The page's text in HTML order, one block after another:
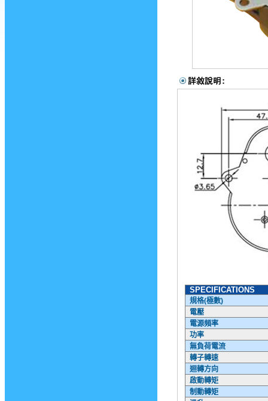
SPECIFICATIONS
規格(極數)
電壓
電源頻率
功率
無負荷電流
轉子轉速
迴轉方向
啟動轉矩
制動轉矩